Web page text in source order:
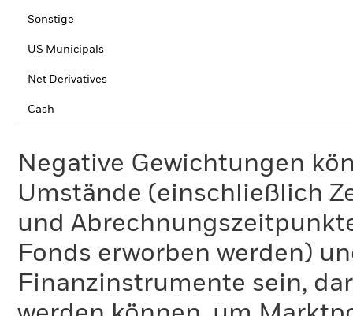
Sonstige
US Municipals
Net Derivatives
Cash
Negative Gewichtungen
Umstände (einschließlich
und
Fonds erworben werden)
Finanzinstrumente sein,